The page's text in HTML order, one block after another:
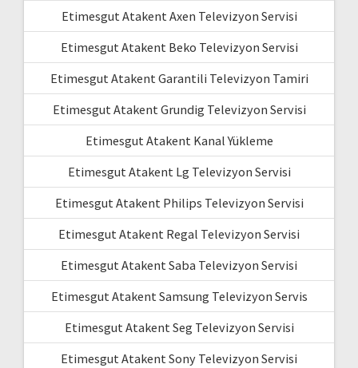
Etimesgut Atakent Axen Televizyon Servisi
Etimesgut Atakent Beko Televizyon Servisi
Etimesgut Atakent Garantili Televizyon Tamiri
Etimesgut Atakent Grundig Televizyon Servisi
Etimesgut Atakent Kanal Yükleme
Etimesgut Atakent Lg Televizyon Servisi
Etimesgut Atakent Philips Televizyon Servisi
Etimesgut Atakent Regal Televizyon Servisi
Etimesgut Atakent Saba Televizyon Servisi
Etimesgut Atakent Samsung Televizyon Servis
Etimesgut Atakent Seg Televizyon Servisi
Etimesgut Atakent Sony Televizyon Servisi